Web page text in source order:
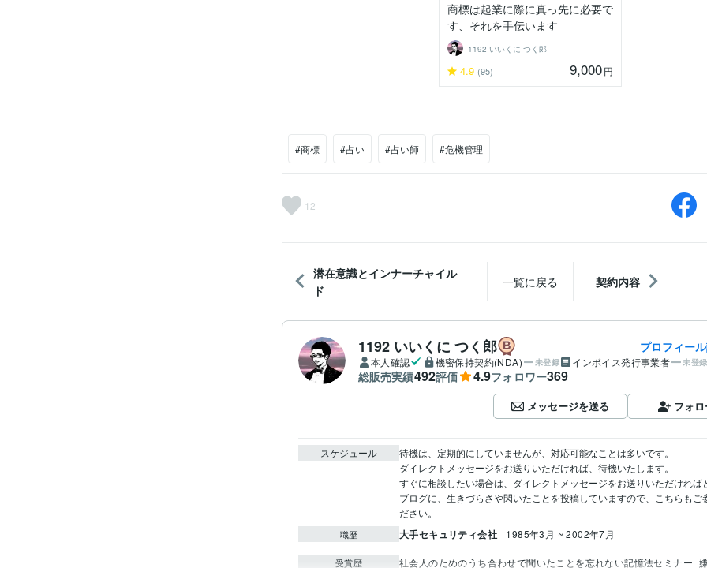
商標は起業に際に真っ先に必要で
す、それを手伝います
1192 いいくに つく郎
4.9 (95) 9,000円
#商標 #占い #占い師 #危機管理
12
潜在意識とインナーチャイル
ド
一覧に戻る 契約内容
1192 いいくに つく郎 プロフィー
本人確認 機密保持契約(NDA) 未登録 インボイス発行事業者 未登録
総販売実績492評価 4.9フォロワー369
メッセージを送る フォ
スケジュール
待機は、定期的にしていませんが、対応可能なことは多いです。
ダイレクトメッセージをお送りいただければ、待機いたします。
すぐに相談したい場合は、ダイレクトメッセージをお送りいただければ
ブログに、生きづらさや閃いたことを投稿していますので、こちらもご
ださい。
職歴 大手セキュリティ会社 1985年3月 ~ 2002年7月
受賞歴 社会人のためのうち合わせで聞いたことを忘れない記憶法セミナー